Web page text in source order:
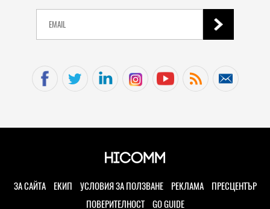
ЗА САЙТА ЕКИП УСЛОВИЯ ЗА ПОЛЗВАНЕ РЕКЛАМА
ПРЕСЦЕНТЪР
ПОВЕРИТЕЛНОСТ
GO GUIDE